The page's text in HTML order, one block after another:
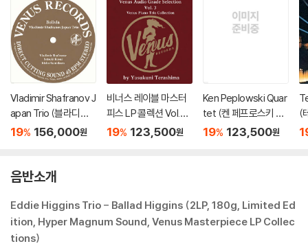
Vladimir Shafranov J
apan Trio (블라디미
르 샤프라노프 재팬 트
19% 156,000원
비너스 레이블 마스터
피스 LP 콜렉션 Vol.3
(Venus Audio Grade
19% 123,500원
Ken Peplowski Quar
tet (켄 페프로스키 쿼
텟) - Petite Fleur [2L
19% 123,500원
(
음반소개
Eddie Higgins Trio - Ballad Higgins (2LP, 180g, Limited Ed
ition, Hyper Magnum Sound, Venus Masterpiece LP Collec
tions)